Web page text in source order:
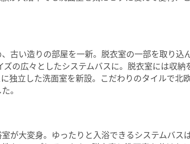
古い造りの部屋を一新。脱衣室の一部を取り込
の広々としたシステムバスに。脱衣室には収納
独立した洗面室を新設。こだわりのタイルで北
。
が大変身。ゆったりと入浴できるシステムバスは